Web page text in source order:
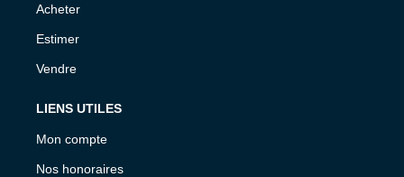
Acheter
Estimer
Vendre
LIENS UTILES
Mon compte
Nos honoraires